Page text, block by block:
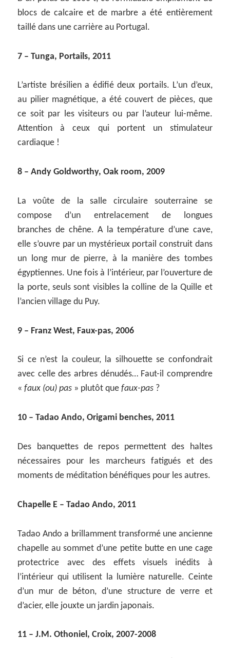
blocs de calcaire et de marbre a été entièrement
taillé dans une carrière au Portugal.
7 – Tunga, Portails, 2011
L’artiste brésilien a édifié deux portails. L’un d’eux,
au pilier magnétique, a été couvert de pièces, que
ce soit par les visiteurs ou par l’auteur lui-même.
Attention à ceux qui portent un stimulateur
cardiaque !
8 – Andy Goldworthy, Oak room, 2009
La voûte de la salle circulaire souterraine se
compose d’un entrelacement de longues
branches de chêne. A la température d’une cave,
elle s’ouvre par un mystérieux portail construit dans
un long mur de pierre, à la manière des tombes
égyptiennes. Une fois à l’intérieur, par l’ouverture de
la porte, seuls sont visibles la colline de la Quille et
l’ancien village du Puy.
9 – Franz West, Faux-pas, 2006
Si ce n’est la couleur, la silhouette se confondrait
avec celle des arbres dénudés… Faut-il comprendre
«faux (ou) pas » plutôt quefaux-pas ?
10 – Tadao Ando, Origami benches, 2011
Des banquettes de repos permettent des haltes
nécessaires pour les marcheurs fatigués et des
moments de méditation bénéfiques pour les autres.
Chapelle E – Tadao Ando, 2011
Tadao Ando a brillamment transformé une ancienne
chapelle au sommet d’une petite butte en une cage
protectrice avec des effets visuels inédits à
l’intérieur qui utilisent la lumière naturelle. Ceinte
d’un mur de béton, d’une structure de verre et
d’acier, elle jouxte un jardin japonais.
11 – J.M. Othoniel, Croix, 2007-2008